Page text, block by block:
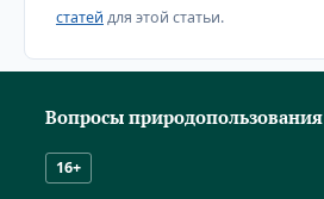
статей для этой статьи.
Вопросы природопользования
16+